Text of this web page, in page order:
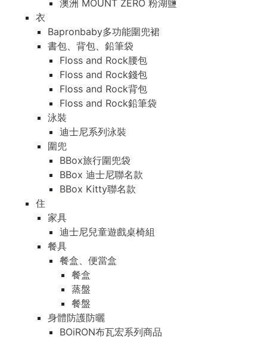
澳洲 MOUNT ZERO 粉湖鹽
衣
Bapronbaby多功能圍兜裙
書包、背包、鉛筆袋
Floss and Rock腰包
Floss and Rock錢包
Floss and Rock背包
Floss and Rock鉛筆袋
泳裝
迪士尼系列泳裝
圍兜
BBox旅行圍兜袋
BBox 迪士尼聯名款
BBox Kitty聯名款
住
家具
迪士尼兒童遊戲桌椅組
餐具
餐盒、便當盒
餐盒
蒸盤
餐盤
身體防護防曬
BOiRON布瓦宏系列商品